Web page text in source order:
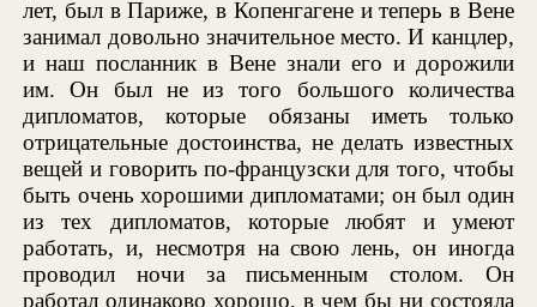
лет, был в Париже, в Копенгагене и теперь в Вене
занимал довольно значительное место. И канцлер,
и наш посланник в Вене знали его и дорожили
им. Он был не из того большого количества
дипломатов, которые обязаны иметь только
отрицательные достоинства, не делать известных
вещей и говорить по-французски для того, чтобы
быть очень хорошими дипломатами; он был один
из тех дипломатов, которые любят и умеют
работать, и, несмотря на свою лень, он иногда
проводил ночи за письменным столом. Он
работал одинаково хорошо, в чем бы ни состояла